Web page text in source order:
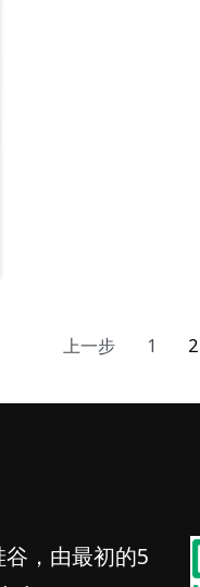
上一步 1 2
，由最初的5